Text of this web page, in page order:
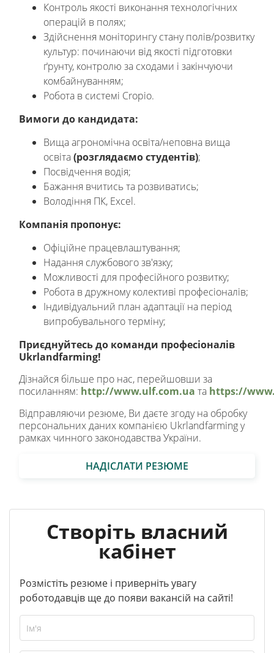
Контроль якості виконання технологічних
операцій в полях;
Здійснення моніторингу стану полів/розвитку
культур: починаючи від якості підготовки
ґрунту, контролю за сходами і закінчуючи
комбайнуванням;
Робота в системі Cropio.
Вимоги до кандидата:
Вища агрономічна освіта/неповна вища
освіта(розглядаємо студентів);
Посвідчення водія;
Бажання вчитись та розвиватись;
Володіння ПК, Excel.
Компанія пропонує:
Офіційне працевлаштування;
Надання службового зв'язку;
Можливості для професійного розвитку;
Робота в дружному колективі професіоналів;
Індивідуальний план адаптації на період
випробувального терміну;
Приєднуйтесь до команди професіоналів
Ukrlandfarming!
Дізнайся більше про нас, перейшовши за
посиланням: http://www.ulf.com.ua та https://
Відправляючи резюме, Ви даєте згоду на обробку
персональних даних компанією Ukrlandfarming у
рамках чинного законодавства України.
НАДІСЛАТИ РЕЗЮМЕ
Створіть власний
кабінет
Розмістіть резюме і приверніть увагу
роботодавців ще до появи вакансій на сайті!